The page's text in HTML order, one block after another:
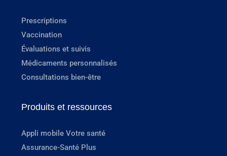
Prescriptions
Vaccination
Évaluations et suivis
Médicaments personnalisés
Consultations bien-être
Produits et ressources
Appli mobile Votre santé
Assurance-Santé Plus